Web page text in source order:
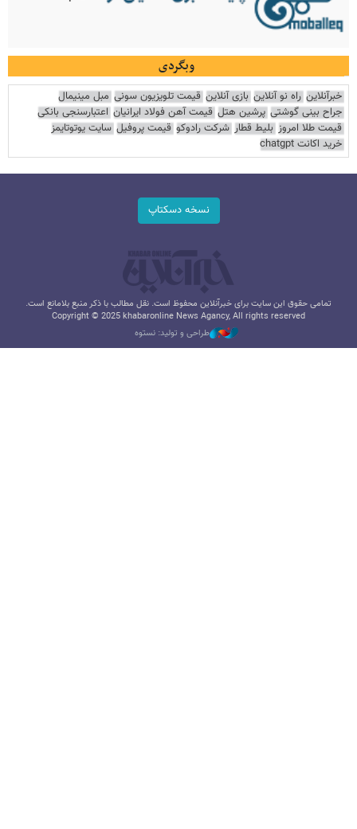
وبگردی
خبرآنلاین راه نو آنلاین بازی آنلاین قیمت تلویزیون سونی مبل مینیمال
جراح بینی گوشتی پرشین هتل قیمت آهن فولاد ایرانیان اعتبارسنجی بانکی
قیمت طلا امروز بلیط قطار شرکت رادوکو قیمت پروفیل سایت یوتوتایمز
خرید اکانت chatgpt
نسخه دسکتاپ
تمامی حقوق این سایت برای خبرآنلاین محفوظ است. نقل مطالب با ذکر منبع بلامانع است.
Copyright © 2025 khabaronline News Agancy, All rights reserved
طراحی و تولید: نستوه